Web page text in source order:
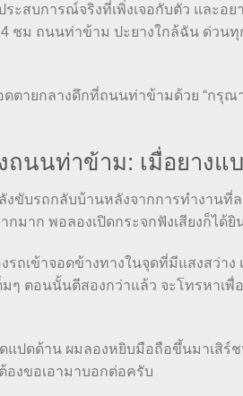
ะสบการณ์จริงที่เพิ่งเจอกับตัว และอ
ชม ถนนท่าข้าม ปะยางใกล้ฉัน ด่วน
ตายกลางดึกที่ถนนท่าข้ามด้วย “กรุณ
ถนนท่าข้าม: เมื่อยางแ
งขับรถกลับบ้านหลังจากการทำงาน
มาก พอลองเปิดกระจกฟังเสียงก็ได้
รถเข้าจอดข้างทางในจุดที่มีแสงสว่า
ต็มๆ ตอนนั้นตีสองกว่าแล้ว จะโทรหาเ
แปดด้าน ผมลองหยิบมือถือขึ้นมาเสิร์
องขอเอามาบอกต่อครับ